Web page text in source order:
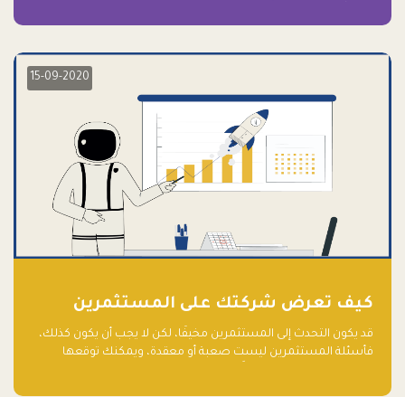
15-09-2020
كيف تعرض شركتك على المستثمرين
قد يكون التحدث إلى المستثمرين مخيفًا، لكن لا يجب أن يكون كذلك،
فأسئلة المستثمرين ليست صعبة أو معقدة، ويمكنك توقعها